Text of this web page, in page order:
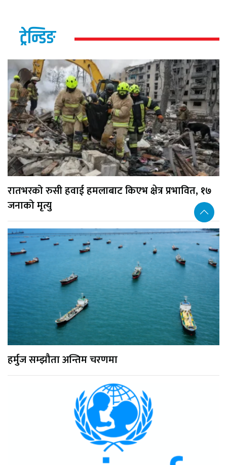
ट्रेन्डिङ
रातभरको रुसी हवाई हमलाबाट किएभ क्षेत्र प्रभावित, १७
जनाको मृत्यु
हर्मुज सम्झौता अन्तिम चरणमा